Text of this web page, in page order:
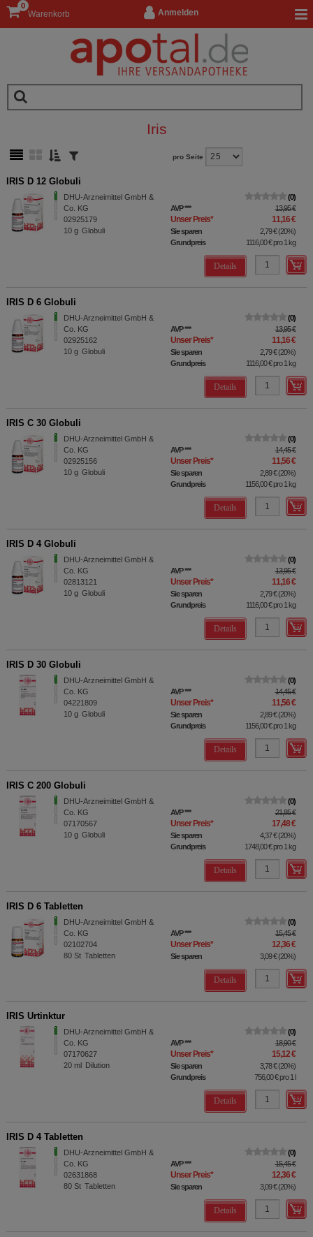
Anmelden
Warenkorb
0
Iris
pro Seite
IRIS D 12 Globuli
DHU-Arzneimittel GmbH &
Co. KG
02925179
10 g Globuli
0
AVP*** 13,95 €
Unser Preis* 11,16 €
Sie sparen 2,79 €(20%)
Grundpreis
1116,00 €pro 1 kg
Details
IRIS D 6 Globuli
DHU-Arzneimittel GmbH &
Co. KG
02925162
10 g Globuli
0
AVP*** 13,95 €
Unser Preis* 11,16 €
Sie sparen 2,79 €(20%)
Grundpreis
1116,00 €pro 1 kg
Details
IRIS C 30 Globuli
DHU-Arzneimittel GmbH &
Co. KG
02925156
10 g Globuli
0
AVP*** 14,45 €
Unser Preis* 11,56 €
Sie sparen 2,89 €(20%)
Grundpreis
1156,00 €pro 1 kg
Details
IRIS D 4 Globuli
DHU-Arzneimittel GmbH &
Co. KG
02813121
10 g Globuli
0
AVP*** 13,95 €
Unser Preis* 11,16 €
Sie sparen 2,79 €(20%)
Grundpreis
1116,00 €pro 1 kg
Details
IRIS D 30 Globuli
DHU-Arzneimittel GmbH &
Co. KG
04221809
10 g Globuli
0
AVP*** 14,45 €
Unser Preis* 11,56 €
Sie sparen 2,89 €(20%)
Grundpreis
1156,00 €pro 1 kg
Details
IRIS C 200 Globuli
DHU-Arzneimittel GmbH &
Co. KG
07170567
10 g Globuli
0
AVP*** 21,85 €
Unser Preis* 17,48 €
Sie sparen 4,37 €(20%)
Grundpreis
1748,00 €pro 1 kg
Details
IRIS D 6 Tabletten
DHU-Arzneimittel GmbH &
Co. KG
02102704
80 St Tabletten
0
AVP*** 15,45 €
Unser Preis* 12,36 €
Sie sparen 3,09 €(20%)
Details
IRIS Urtinktur
DHU-Arzneimittel GmbH &
Co. KG
07170627
20 ml Dilution
0
AVP*** 18,90 €
Unser Preis* 15,12 €
Sie sparen 3,78 €(20%)
Grundpreis
756,00 €pro 1 l
Details
IRIS D 4 Tabletten
DHU-Arzneimittel GmbH &
Co. KG
02631868
80 St Tabletten
0
AVP*** 15,45 €
Unser Preis* 12,36 €
Sie sparen 3,09 €(20%)
Details